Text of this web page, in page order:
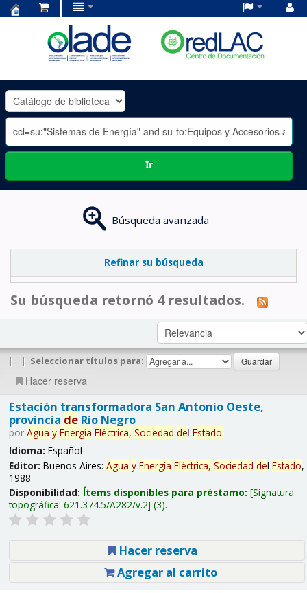
OLADE
-
Ir
Búsqueda avanzada
Refinar su búsqueda
Su búsqueda retornó 4 resultados.
| | Seleccionar títulos para:
Hacer reserva
Estación transformadora San Antonio Oeste,
provincia deRío Negro
por Agua y Energía Eléctrica, Sociedad del Estado.
Idioma: Español
Editor: Buenos Aires: Agua y Energía Eléctrica, Sociedad del Estado,
1988
Disponibilidad: Ítems disponibles para préstamo: Signatura
topográfica: 621.374.5/A282/v.2 (3).
Hacer reserva
Agregar al carrito